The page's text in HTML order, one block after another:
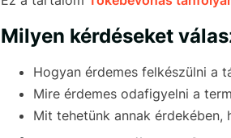
Milyen kérdéseket
Hogyan érdemes felkészülni a
Mire érdemes odafigyelni a
Mit tehetünk annak